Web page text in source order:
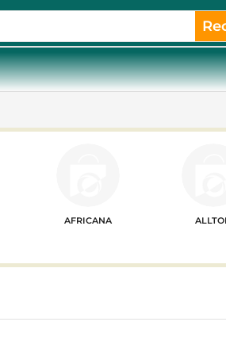
AFRICANA